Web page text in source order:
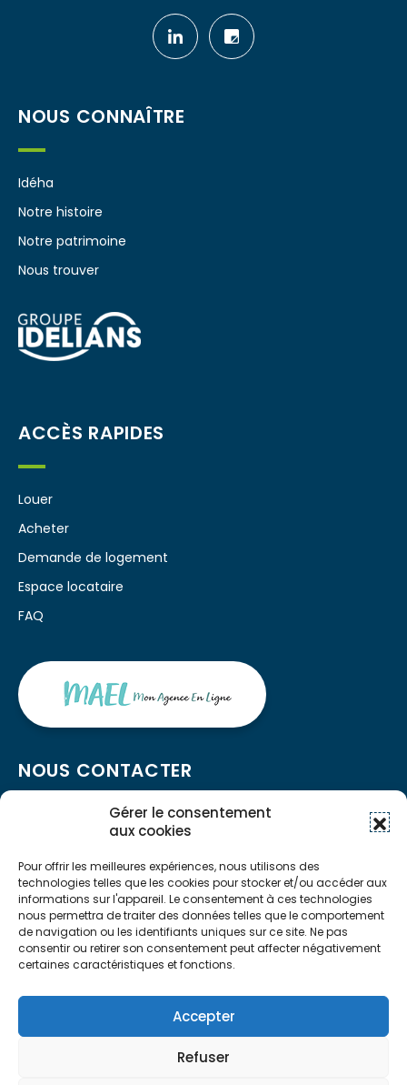
Gérer le consentement
aux cookies
Pour offrir les meilleures expériences, nous utilisons des
technologies telles que les cookies pour stocker et/ou accéder aux
informations sur l'appareil. Le consentement à ces technologies
nous permettra de traiter des données telles que le comportement
de navigation ou les identifiants uniques sur ce site. Ne pas
consentir ou retirer son consentement peut affecter négativement
certaines caractéristiques et fonctions.
Accepter
Refuser
Notre
Notre
NOUS CONNAÎTRE
Idéha
Notre histoire
Notre patrimoine
Nous trouver
ACCÈS RAPIDES
Louer
Acheter
Demande de logement
Espace locataire
FAQ
NOUS CONTACTER
03 81 99 27 27
Ouvert du lundi au vendredi de 9h00 à 12h00 et de
13h30 à 16h00
NOUS CONTACTER
Copyright © 2025 Idéha - Tous droits réservés -
- RGPD
- Cookies